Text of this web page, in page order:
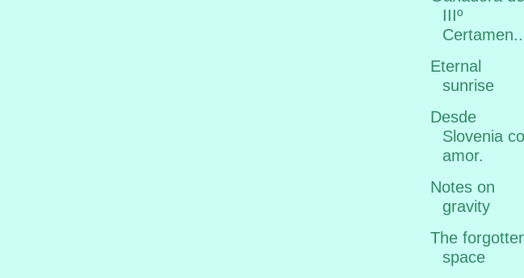
IIIº
Certamen..
Eternal
sunrise
Desde
Slovenia
amor.
Notes on
gravity
The
space